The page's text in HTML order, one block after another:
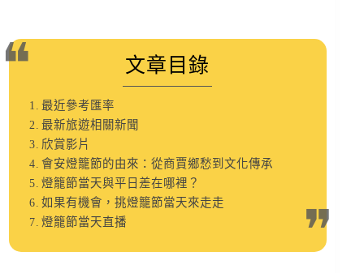
文章目錄
最近參考匯率
最新旅遊相關新聞
欣賞影片
會安燈籠節的由來：從商賈鄉愁到文化傳承
燈籠節當天與平日差在哪裡？
如果有機會，挑燈籠節當天來走走
燈籠節當天直播